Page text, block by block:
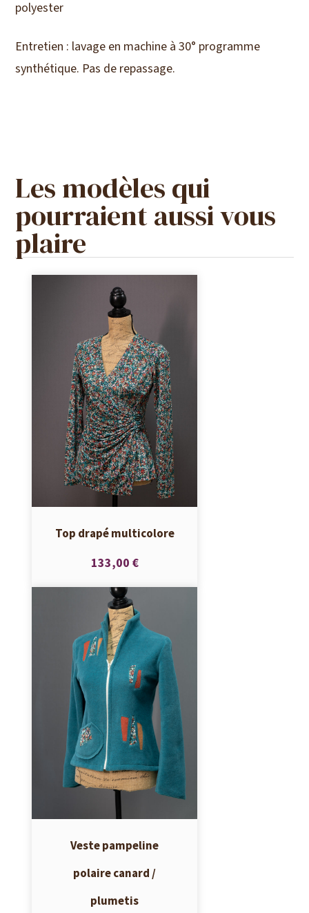
polyester
Entretien : lavage en machine à 30° programme
synthétique. Pas de repassage.
Les modèles qui
pourraient aussi vous
plaire
Top drapé multicolore
133,00 €
Veste pampeline
polaire canard /
plumetis